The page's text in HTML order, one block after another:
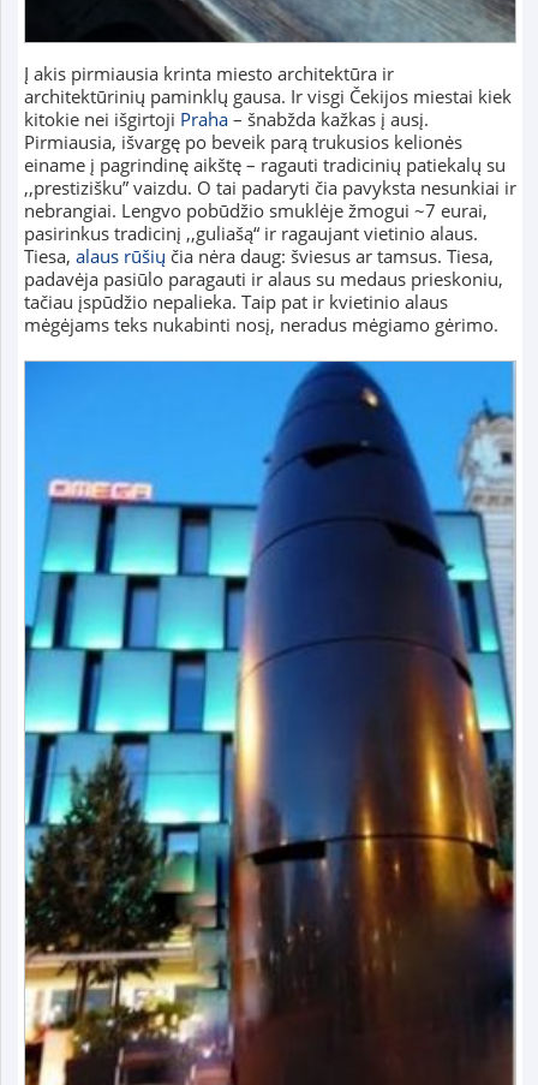
Į akis pirmiausia krinta miesto architektūra ir
architektūrinių paminklų gausa. Ir visgi Čekijos miestai kiek
kitokie nei išgirtoji Praha– šnabžda kažkas į ausį.
Pirmiausia, išvargę po beveik parą trukusios kelionės
einame į pagrindinę aikštę – ragauti tradicinių patiekalų su
,,prestizišku” vaizdu. O tai padaryti čia pavyksta nesunkiai ir
nebrangiai. Lengvo pobūdžio smuklėje žmogui ~7 eurai,
pasirinkus tradicinį ,,guliašą“ ir ragaujant vietinio alaus.
Tiesa, alaus rūšių čia nėra daug: šviesus ar tamsus. Tiesa,
padavėja pasiūlo paragauti ir alaus su medaus prieskoniu,
tačiau įspūdžio nepalieka. Taip pat ir kvietinio alaus
mėgėjams teks nukabinti nosį, neradus mėgiamo gėrimo.